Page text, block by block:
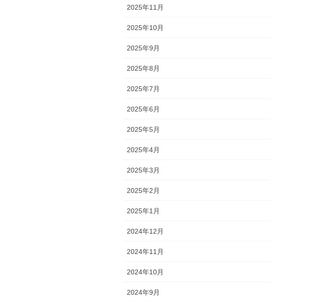
2025年11月
2025年10月
2025年9月
2025年8月
2025年7月
2025年6月
2025年5月
2025年4月
2025年3月
2025年2月
2025年1月
2024年12月
2024年11月
2024年10月
2024年9月